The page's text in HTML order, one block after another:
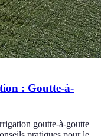
: Goutte-à-
goutte-à-goutte